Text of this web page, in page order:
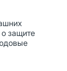
защите